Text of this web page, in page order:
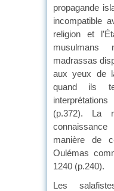
propagande
incompatible
religion et
madrassas
aux yeux de
quand ils
(p.372). La
manière de
Oulémas
1240 (p.240).
Les